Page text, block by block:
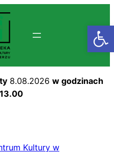
8.08.2026 w godzinach
Kultury w